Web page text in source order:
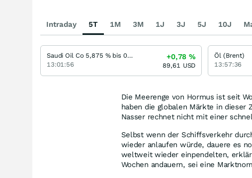
Die Meerenge von Hormus ist seit
haben die globalen Märkte in dieser
Nasser rechnet nicht mit einer
Selbst wenn der Schiffsverkehr
wieder anlaufen würde, dauere es
weltweit wieder einpendelten,
Wochen andauern, sei eine
Intraday 5T 1M 3M 1J 3J 5J 10J
Saudi Oil Co 5,875 % bis 07/64
13:01:56
+0,78 %
89,61 USD
Öl (Brent)
13:57:36